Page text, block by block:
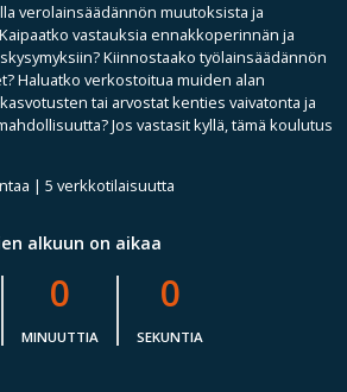
verolainsäädännön muutoksista ja
vastauksia ennakkoperinnän ja
Kiinnostaako työlainsäädännön
Haluatko verkostoitua muiden alan
tai arvostat kenties vaivatonta ja
Jos vastasit kyllä, tämä koulutus
| 5 verkkotilaisuutta
alkuun on aikaa
0
MINUUTTIA
0
SEKUNTIA